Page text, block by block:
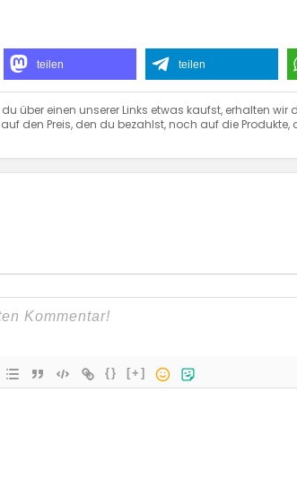
teilen teilen
du über einen unserer Links etwas kaufst, erhalten
den Preis, den du bezahlst, noch auf die Produkte,
{} [+]